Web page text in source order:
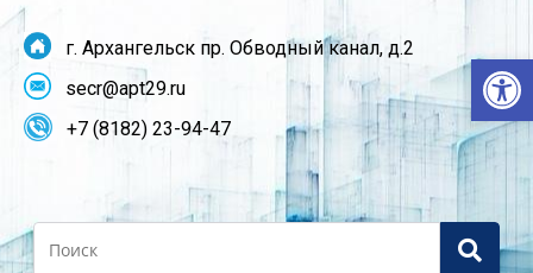
г. Архангельск пр. Обводный канал, д.2
secr@apt29.ru
+7 (8182) 23-94-47
Search